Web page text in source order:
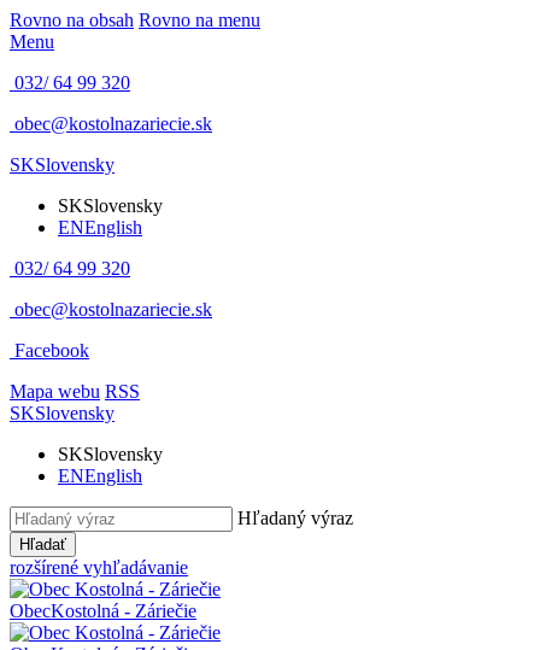
Rovno na obsah Rovno na menu
Menu
032/ 64 99 320
obec@kostolnazariecie.sk
SKSlovensky
SKSlovensky
ENEnglish
032/ 64 99 320
obec@kostolnazariecie.sk
Facebook
Mapa webu RSS
SKSlovensky
SKSlovensky
ENEnglish
Hľadaný výraz
Hľadať
rozšírené vyhľadávanie
ObecKostolná - Záriečie